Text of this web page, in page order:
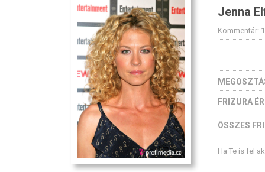
Jenna
Kommentár:
FRIZURA
ÖSSZES
Ha Te is fel